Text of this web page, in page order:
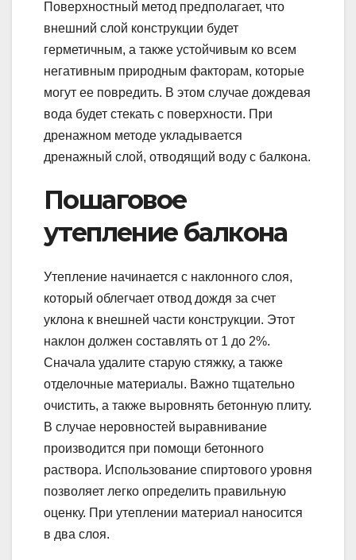
Поверхностный метод предполагает, что
внешний слой конструкции будет
герметичным, а также устойчивым ко всем
негативным природным факторам, которые
могут ее повредить. В этом случае дождевая
вода будет стекать с поверхности. При
дренажном методе укладывается
дренажный слой, отводящий воду с балкона.
Пошаговое
утепление балкона
Утепление начинается с наклонного слоя,
который облегчает отвод дождя за счет
уклона к внешней части конструкции. Этот
наклон должен составлять от 1 до 2%.
Сначала удалите старую стяжку, а также
отделочные материалы. Важно тщательно
очистить, а также выровнять бетонную плиту.
В случае неровностей выравнивание
производится при помощи бетонного
раствора. Использование спиртового уровня
позволяет легко определить правильную
оценку. При утеплении материал наносится
в два слоя.